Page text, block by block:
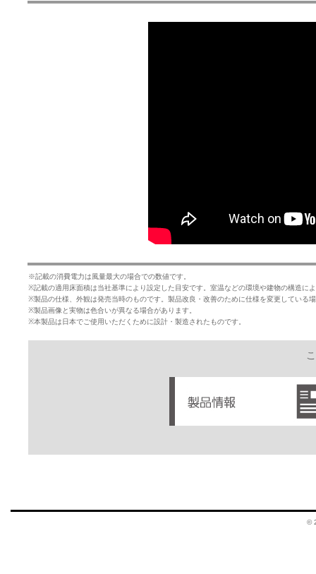
※記載の消費電力は風量最大の場合での数値です。
※記載の適用床面積は当社基準により設定した目安です。室温などの環境や建物の構造に
※製品の仕様、外観は発売当時のものです。製品改良・改善のために仕様を変更している
※製品画像と実物は色合いが異なる場合があります。
※本製品は日本でご使用いただくために設計・製造されたものです。
©